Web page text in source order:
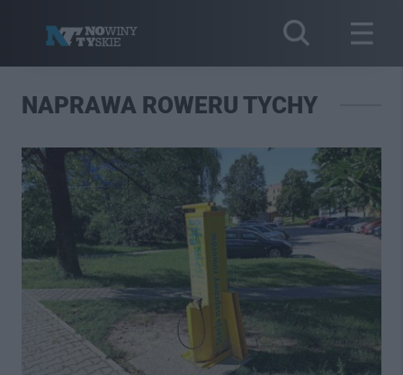
NAPRAWA ROWERU TYCHY